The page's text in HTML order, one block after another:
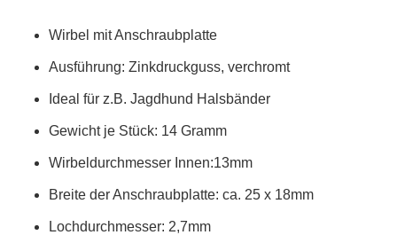
Wirbel mit Anschraubplatte
Ausführung: Zinkdruckguss, verchromt
Ideal für z.B. Jagdhund Halsbänder
Gewicht je Stück: 14 Gramm
Wirbeldurchmesser Innen:13mm
Breite der Anschraubplatte: ca. 25 x 18mm
Lochdurchmesser: 2,7mm